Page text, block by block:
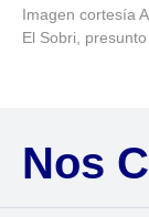
Imagen cortesía
El Sobri,
Nos